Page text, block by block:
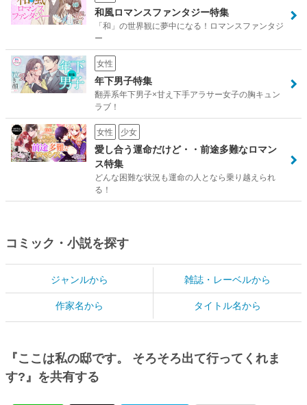
和風ロマンスファンタジー特集
「和」の世界観に夢中になる！ロマンスファンタジ
ー
女性
年下男子特集
翻弄系年下男子×甘え下手アラサー女子の胸キュン
ラブ！
女性 少女
愛し合う運命だけど・・前途多難なロマン
ス特集
どんな困難な状況も運命の人となら乗り越えられ
る！
コミック・小説を探す
ジャンルから 雑誌・レーベルから
作家名から タイトル名から
『ここは私の邸です。 そろそろ出て行ってくれま
す?』を共有する